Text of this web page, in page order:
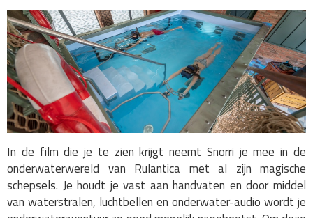
In de film die je te zien krijgt neemt Snorri je mee in de
onderwaterwereld van Rulantica met al zijn magische
schepsels. Je houdt je vast aan handvaten en door middel
van waterstralen, luchtbellen en onderwater-audio wordt je